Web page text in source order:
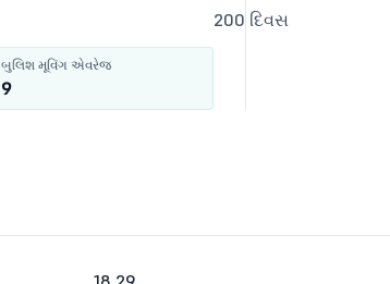
બુલિશ મૂવિંગ એવરેજ
9
200 દિવસ